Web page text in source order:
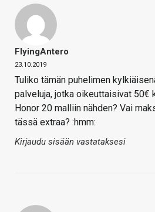
FlyingAntero
23.10.2019
Tuliko tämän puhelimen
palveluja, jotka oikeuttaisivat 50€
Honor 20 malliin nähden? Vai
tässä extraa? :hmm:
Kirjaudu sisään vastataksesi